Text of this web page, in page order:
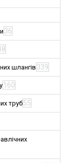
36
шлангів 339
160
труб55